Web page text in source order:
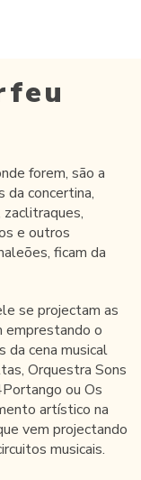
forem, são a
da concertina,
e outros
ficam da
se projectam as
emprestando o
da cena musical
Orquestra Sons
ou Os
artístico na
vem projectando
musicais.